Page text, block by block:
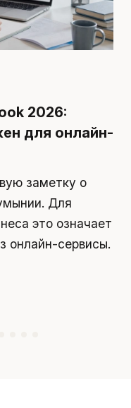
2026:
для онлайн-
заметку о
Для
это означает
онлайн-сервисы.